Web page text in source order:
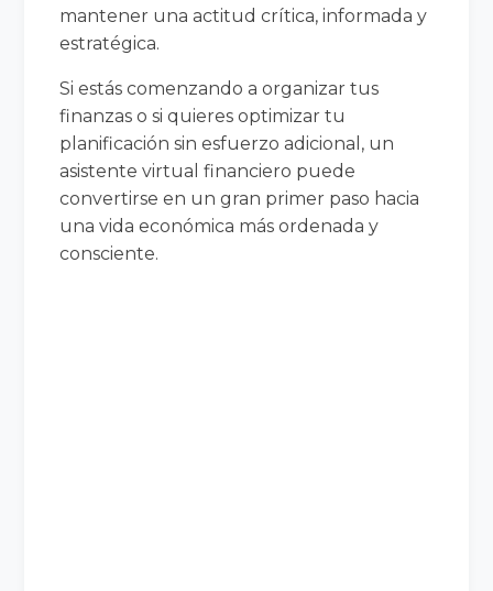
mantener una actitud crítica, informada y
estratégica.
Si estás comenzando a organizar tus
finanzas o si quieres optimizar tu
planificación sin esfuerzo adicional, un
asistente virtual financiero puede
convertirse en un gran primer paso hacia
una vida económica más ordenada y
consciente.